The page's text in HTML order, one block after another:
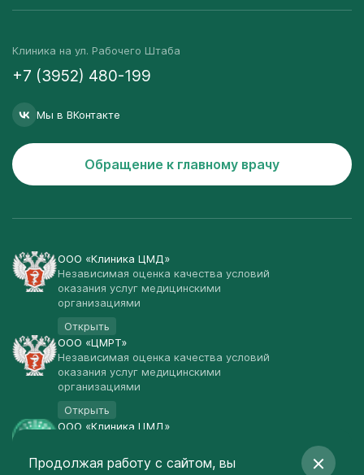
Клиника на ул. Рабочего Штаба
+7 (3952) 480-199
Мы в ВКонтакте
Обращение к главному врачу
ООО «Клиника ЦМД»
Независимая оценка качества условий
оказания услуг медицинскими
организациями
Открыть
ООО «ЦМРТ»
Независимая оценка качества условий
оказания услуг медицинскими
организациями
Открыть
ООО «Клиника ЦМД»
Открыть
Продолжая работу с сайтом, вы